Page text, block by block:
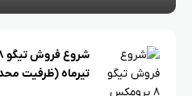
تیرماه (ظرفیت محدود)